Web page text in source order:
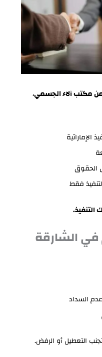
مكتب آلاء الجسمي،
الإماراتية
الحقوق
فقط
الشارقة
السداد
التعطيل أو الرفض.